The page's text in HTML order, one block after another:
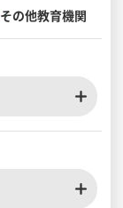
その他教育機関